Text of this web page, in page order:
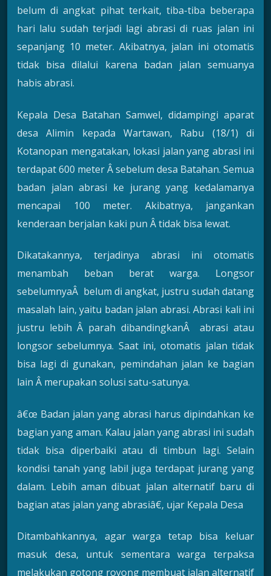
belum di angkat pihat terkait, tiba-tiba beberapa
hari lalu sudah terjadi lagi abrasi di ruas jalan ini
sepanjang 10 meter. Akibatnya, jalan ini otomatis
tidak bisa dilalui karena badan jalan semuanya
habis abrasi.
Kepala Desa Batahan Samwel, didampingi aparat
desa Alimin kepada Wartawan, Rabu (18/1) di
Kotanopan mengatakan, lokasi jalan yang abrasi ini
terdapat 600 meter Â sebelum desa Batahan. Semua
badan jalan abrasi ke jurang yang kedalamanya
mencapai 100 meter. Akibatnya, jangankan
kenderaan berjalan kaki pun Â tidak bisa lewat.
Dikatakannya, terjadinya abrasi ini otomatis
menambah beban berat warga. Longsor
sebelumnyaÂ belum di angkat, justru sudah datang
masalah lain, yaitu badan jalan abrasi. Abrasi kali ini
justru lebih Â parah dibandingkanÂ abrasi atau
longsor sebelumnya. Saat ini, otomatis jalan tidak
bisa lagi di gunakan, pemindahan jalan ke bagian
lain Â merupakan solusi satu-satunya.
â€œ Badan jalan yang abrasi harus dipindahkan ke
bagian yang aman. Kalau jalan yang abrasi ini sudah
tidak bisa diperbaiki atau di timbun lagi. Selain
kondisi tanah yang labil juga terdapat jurang yang
dalam. Lebih aman dibuat jalan alternatif baru di
bagian atas jalan yang abrasiâ€, ujar Kepala Desa
Ditambahkannya, agar warga tetap bisa keluar
masuk desa, untuk sementara warga terpaksa
melakukan gotong royong membuat jalan alternatif